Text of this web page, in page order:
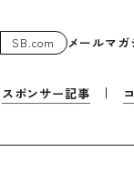
SB.com メールマガ
スポンサー記事